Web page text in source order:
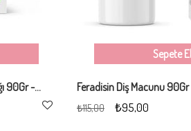
Feradisin Diş Macunu Nane Ferahlığı 90Gr - 5 Adet Feradisin Diş Macunu
₺95,00
₺115,00
Sepete